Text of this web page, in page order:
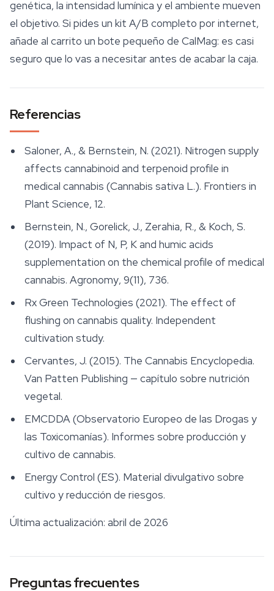
genética, la intensidad lumínica y el ambiente mueven
el objetivo. Si pides un kit A/B completo por internet,
añade al carrito un bote pequeño de CalMag: es casi
seguro que lo vas a necesitar antes de acabar la caja.
Referencias
Saloner, A., & Bernstein, N. (2021). Nitrogen supply
affects cannabinoid and terpenoid profile in
medical cannabis (Cannabis sativa L.). Frontiers in
Plant Science, 12.
Bernstein, N., Gorelick, J., Zerahia, R., & Koch, S.
(2019). Impact of N, P, K and humic acids
supplementation on the chemical profile of medical
cannabis. Agronomy, 9(11), 736.
Rx Green Technologies (2021). The effect of
flushing on cannabis quality. Independent
cultivation study.
Cervantes, J. (2015). The Cannabis Encyclopedia.
Van Patten Publishing — capítulo sobre nutrición
vegetal.
EMCDDA (Observatorio Europeo de las Drogas y
las Toxicomanías). Informes sobre producción y
cultivo de cannabis.
Energy Control (ES). Material divulgativo sobre
cultivo y reducción de riesgos.
Última actualización: abril de 2026
Preguntas frecuentes